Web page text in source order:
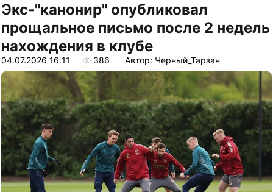
Экс-"канонир" опубликовал
прощальное письмо после 2 недель
нахождения в клубе
04.07.2026 16:11 386 Автор: Черный_Тарзан